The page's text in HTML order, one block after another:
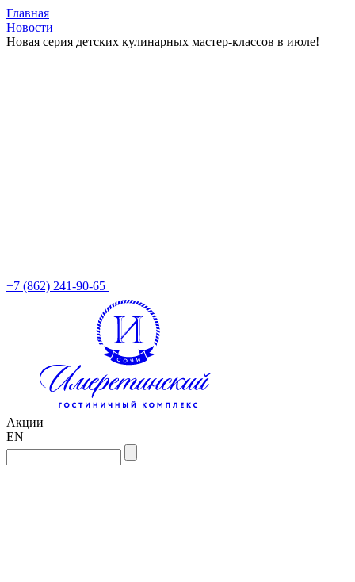
Главная
Новости
Новая серия детских кулинарных мастер-классов в июле!
+7 (862) 241-90-65
Акции
EN